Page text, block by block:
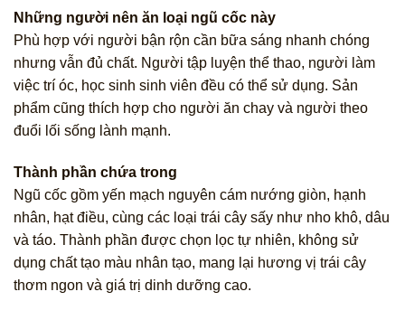
Những người nên ăn loại ngũ cốc này
Phù hợp với người bận rộn cần bữa sáng nhanh chóng
nhưng vẫn đủ chất. Người tập luyện thể thao, người làm
việc trí óc, học sinh sinh viên đều có thể sử dụng. Sản
phẩm cũng thích hợp cho người ăn chay và người theo
đuổi lối sống lành mạnh.
Thành phần chứa trong
Ngũ cốc gồm yến mạch nguyên cám nướng giòn, hạnh
nhân, hạt điều, cùng các loại trái cây sấy như nho khô, dâu
và táo. Thành phần được chọn lọc tự nhiên, không sử
dụng chất tạo màu nhân tạo, mang lại hương vị trái cây
thơm ngon và giá trị dinh dưỡng cao.